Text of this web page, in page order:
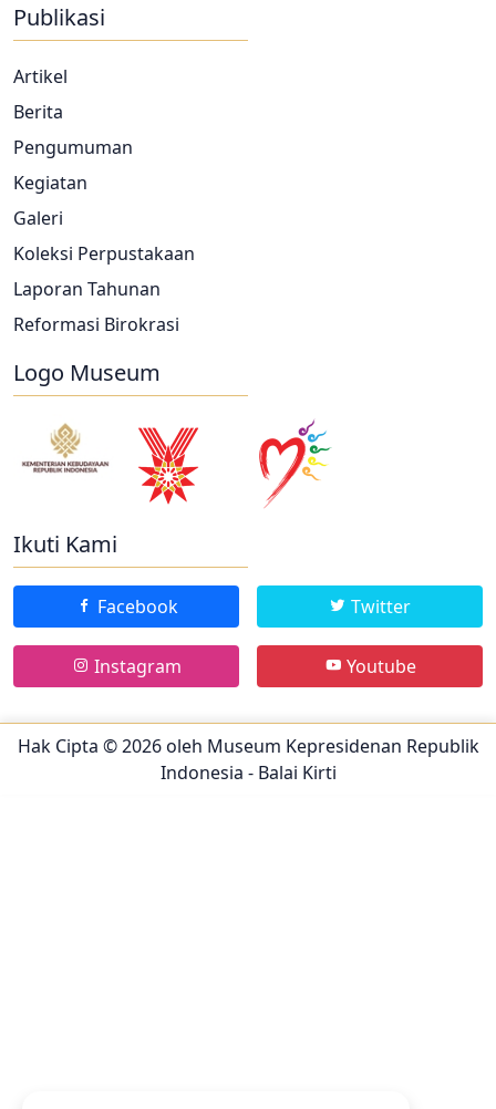
Publikasi
Artikel
Berita
Pengumuman
Kegiatan
Galeri
Koleksi Perpustakaan
Laporan Tahunan
Reformasi Birokrasi
Logo Museum
Ikuti Kami
Facebook Twitter
Instagram Youtube
Developed by Agung W. Prasetiyo | Atas Nalar Desain Studio
Hak Cipta © 2026 oleh Museum Kepresidenan Republik
Indonesia - Balai Kirti